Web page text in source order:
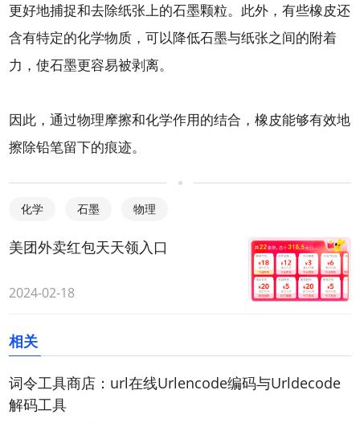
更好地捕捉和去除纸张上的石墨颗粒。此外，有些橡皮还
含有特定的化学物质，可以降低石墨与纸张之间的附着
力，使石墨更容易被剥离。
因此，通过物理摩擦和化学作用的结合，橡皮能够有效地
擦除铅笔留下的痕迹。
化学 石墨 物理
美团外卖红包天天领入口
2024-02-18
相关
词令工具商店：url在线Urlencode编码与Urldecode
解码工具